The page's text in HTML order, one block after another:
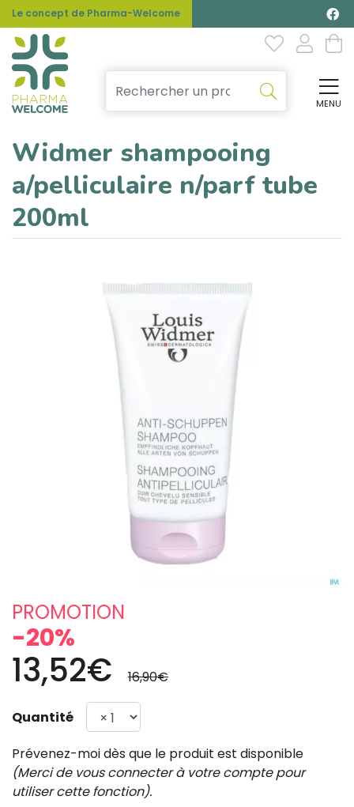
Le concept de Pharma-Welcome
MENU
Widmer shampooing
a/pelliculaire n/parf tube
200ml
PROMOTION
-20%
13,52€ 16,90€
Quantité
Prévenez-moi dès que le produit est disponible
(Merci de vous connecter à votre compte pour
utiliser cette fonction).